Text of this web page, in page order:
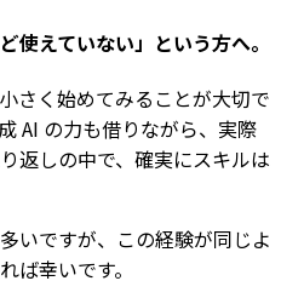
使えていない」という方へ。
さく始めてみることが大切で
AI の力も借りながら、実際
返しの中で、確実にスキルは
いですが、この経験が同じよ
ば幸いです。